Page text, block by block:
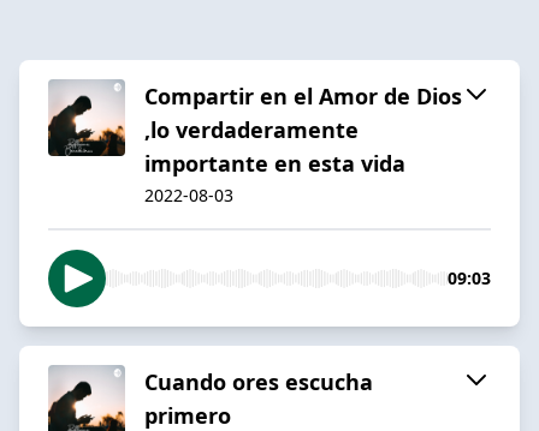
Compartir en el Amor de Dios
,lo verdaderamente
importante en esta vida
2022-08-03
09:03
Cuando ores escucha
primero